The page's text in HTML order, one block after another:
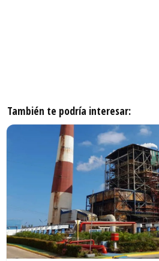
También te podría interesar: